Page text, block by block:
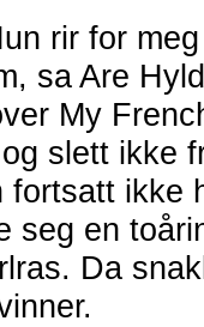
rir for
sa Are
My
slett ikke
fortsatt ikke
seg en
Da